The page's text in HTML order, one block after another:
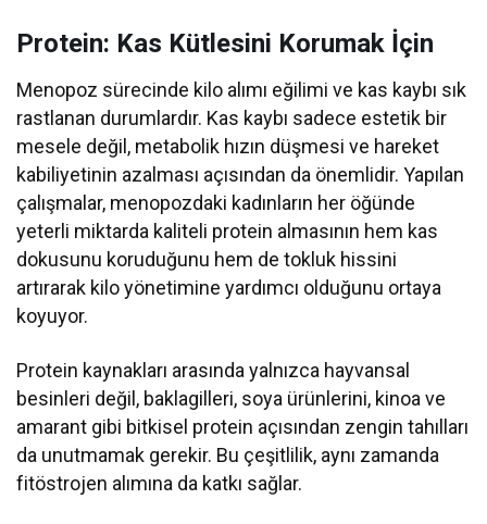
Protein: Kas Kütlesini Korumak İçin
Menopoz sürecinde kilo alımı eğilimi ve kas kaybı sık
rastlanan durumlardır. Kas kaybı sadece estetik bir
mesele değil, metabolik hızın düşmesi ve hareket
kabiliyetinin azalması açısından da önemlidir. Yapılan
çalışmalar, menopozdaki kadınların her öğünde
yeterli miktarda kaliteli protein almasının hem kas
dokusunu koruduğunu hem de tokluk hissini
artırarak kilo yönetimine yardımcı olduğunu ortaya
koyuyor.
Protein kaynakları arasında yalnızca hayvansal
besinleri değil, baklagilleri, soya ürünlerini, kinoa ve
amarant gibi bitkisel protein açısından zengin tahılları
da unutmamak gerekir. Bu çeşitlilik, aynı zamanda
fitöstrojen alımına da katkı sağlar.